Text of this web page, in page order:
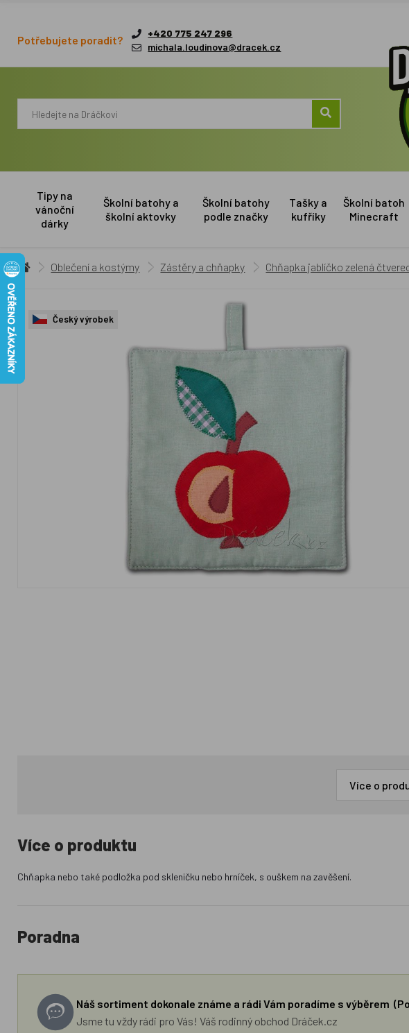
Potřebujete poradit?
+420 775 247 296
michala.loudinova@dracek.cz
Tipy na
vánoční
dárky
Školní batohy a
školní aktovky
Školní batohy
podle značky
Tašky a
kufříky
Školní batoh
Minecraft
Oblečení a kostýmy Zástěry a chňapky Chňapka jablíčko zelená
Český výrobek
Více o
Více o produktu
Chňapka nebo také podložka pod skleničku nebo hrníček, s ouškem na zavěšení.
Poradna
Náš sortiment dokonale známe a rádi Vám poradíme s výběrem
Jsme tu vždy rádi pro Vás! Váš rodinný obchod Dráček.cz